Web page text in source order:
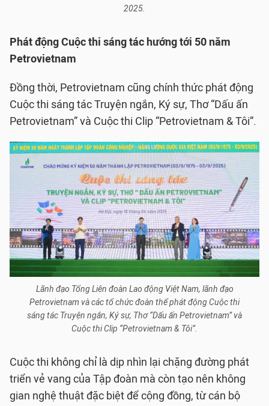
2025.
Phát động Cuộc thi sáng tác hướng tới 50 năm
Petrovietnam
Đồng thời, Petrovietnam cũng chính thức phát động
Cuộc thi sáng tác Truyện ngắn, Ký sự, Thơ “Dấu ấn
Petrovietnam” và Cuộc thi Clip “Petrovietnam & Tôi”.
Lãnh đạo Tổng Liên đoàn Lao động Việt Nam, lãnh đạo
Petrovietnam và các tổ chức đoàn thể phát động Cuộc thi
sáng tác Truyện ngắn, Ký sự, Thơ “Dấu ấn Petrovietnam” và
Cuộc thi Clip “Petrovietnam & Tôi”.
Cuộc thi không chỉ là dịp nhìn lại chặng đường phát
triển vẻ vang của Tập đoàn mà còn tạo nên không
gian nghệ thuật đặc biệt để cộng đồng, từ cán bộ